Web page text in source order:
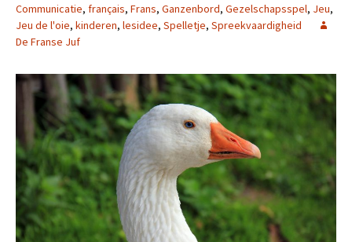
Communicatie, français, Frans, Ganzenbord, Gezelschapsspel, Jeu,
Jeu de l'oie, kinderen, lesidee, Spelletje, Spreekvaardigheid
De Franse Juf